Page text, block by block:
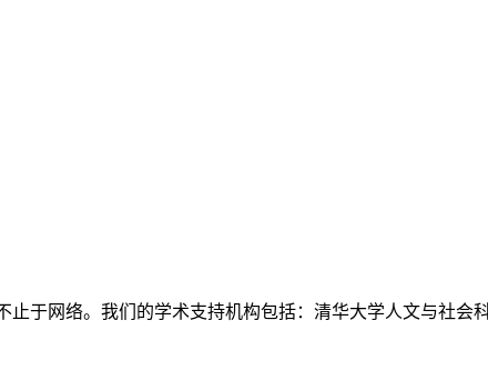
于网络。我们的学术支持机构包括：清华大学人文与社会